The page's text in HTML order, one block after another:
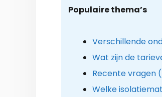
Populaire thema’s
Verschillende
Wat zijn de
Recente vragen
Welke